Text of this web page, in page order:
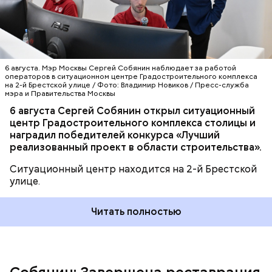
6 августа. Мэр Москвы Сергей Собянин наблюдает за работой
операторов в ситуационном центре Градостроительного комплекса
на 2-й Брестской улице / Фото: Владимир Новиков / Пресс-служба
мэра и Правительства Москвы
6 августа Сергей Собянин открыл ситуационный
центр Градостроительного комплекса столицы и
наградил победителей конкурса «Лучший
реализованный проект в области строительства».
Ситуационный центр находится на 2-й Брестской
улице.
Читать полностью
— Кропотливая работа по сохранению памятника
заняла шесть лет. Трудились реставраторы
различных специальностей: каменщики, столяры,
специалисты по фасадным работам и отделке, —
отметил Сергей Собянин.